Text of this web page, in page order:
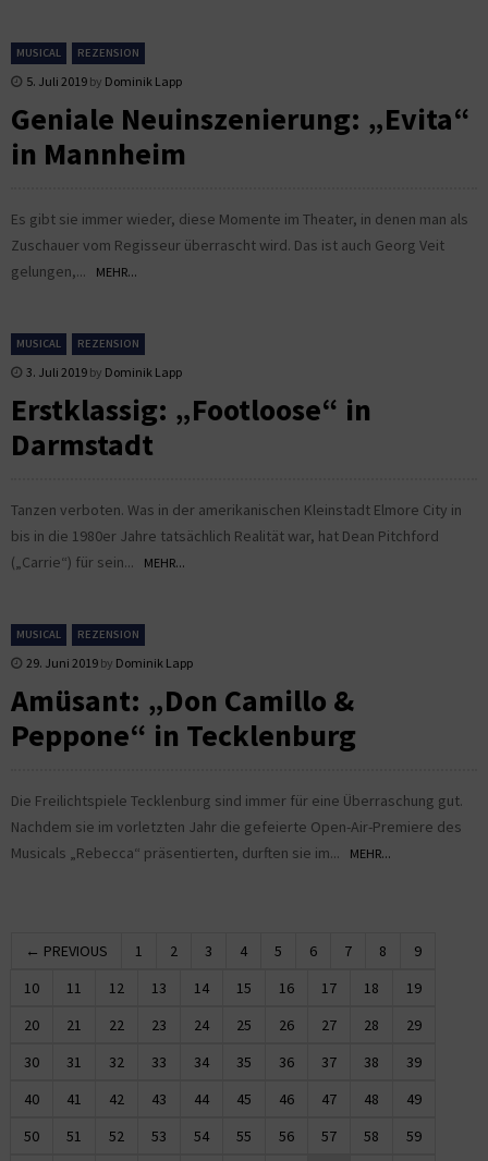
MUSICAL REZENSION
5. Juli 2019 by Dominik Lapp
Geniale Neuinszenierung: „Evita“
in Mannheim
Es gibt sie immer wieder, diese Momente im Theater, in denen man als
Zuschauer vom Regisseur überrascht wird. Das ist auch Georg Veit
gelungen,...
MEHR...
MUSICAL REZENSION
3. Juli 2019 by Dominik Lapp
Erstklassig: „Footloose“ in
Darmstadt
Tanzen verboten. Was in der amerikanischen Kleinstadt Elmore City in
bis in die 1980er Jahre tatsächlich Realität war, hat Dean Pitchford
(„Carrie“) für sein...
MEHR...
MUSICAL REZENSION
29. Juni 2019 by Dominik Lapp
Amüsant: „Don Camillo &
Peppone“ in Tecklenburg
Die Freilichtspiele Tecklenburg sind immer für eine Überraschung gut.
Nachdem sie im vorletzten Jahr die gefeierte Open-Air-Premiere des
Musicals „Rebecca“ präsentierten, durften sie im...
MEHR...
← PREVIOUS 1 2 3 4 5 6 7 8
9
10
11 12 13 14 15 16 17 18
19
20
21 22 23 24 25 26 27 28
29
30
31 32 33 34 35 36 37 38
39
40
41 42 43 44 45 46 47 48
49
50
51 52 53 54 55 56 57 58
59